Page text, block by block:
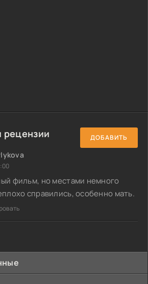
рецензии ДОБАВИТЬ
фильм, но местами немного
справились, особенно мать.